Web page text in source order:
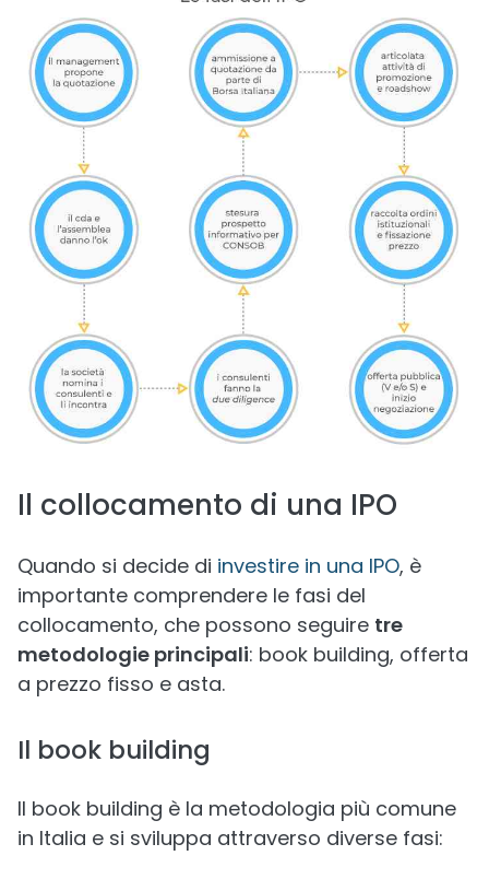
Il collocamento di una IPO
Quando si decide di investire in una IPO, è
importante comprendere le fasi del
collocamento, che possono seguire tre
metodologie principali: book building, offerta
a prezzo fisso e asta.
Il book building
Il book building è la metodologia più comune
in Italia e si sviluppa attraverso diverse fasi: